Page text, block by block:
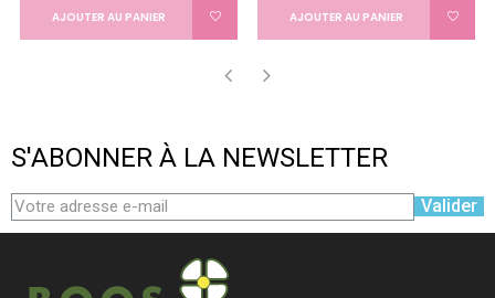
AJOUTER AU PANIER AJOUTER AU PANIER
S'ABONNER À LA NEWSLETTER
Valider